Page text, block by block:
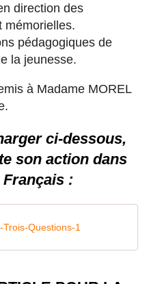
direction des
mémorielles.
pédagogiques de
la jeunesse.
à Madame MOREL
ci-dessous,
son action dans
:
Trois-Questions-1